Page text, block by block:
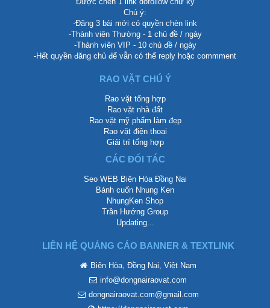
Chú ý:
-Đăng 3 bài mới có quyền chèn link
-Thành viên Thường - 1 chủ đề / ngày
-Thành viên VIP - 10 chủ đề / ngày
-Hết quyền đăng chủ để vẫn có thể reply hoặc commment
RAO VẶT CHÚ Ý
Rao vặt tổng hợp
Rao vặt nhà đất
Rao vặt mỹ phẩm làm đẹp
Rao vặt điện thoại
Giải trí tổng hợp
CÁC ĐỐI TÁC
Seo WEB Biên Hòa Đồng Nai
Bánh cuốn Nhung Ken
NhungKen Shop
Trần Hướng Group
Updating...
LIÊN HỆ QUẢNG CÁO BANNER & TEXTLINK
Biên Hòa, Đồng Nai, Việt Nam
info@dongnairaovat.com
dongnairaovat.com@gmail.com